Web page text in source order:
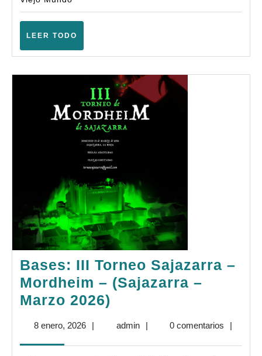
Mundo
–
(Logroño
–
Marzo
2026)
LEER TODO
Bases: III Torneo Sajazarra –
Mordheim – (Sajazarra –
Marzo 2026)
Torneo
8 enero, 20268
| adminadmin
| 0 comentarios |